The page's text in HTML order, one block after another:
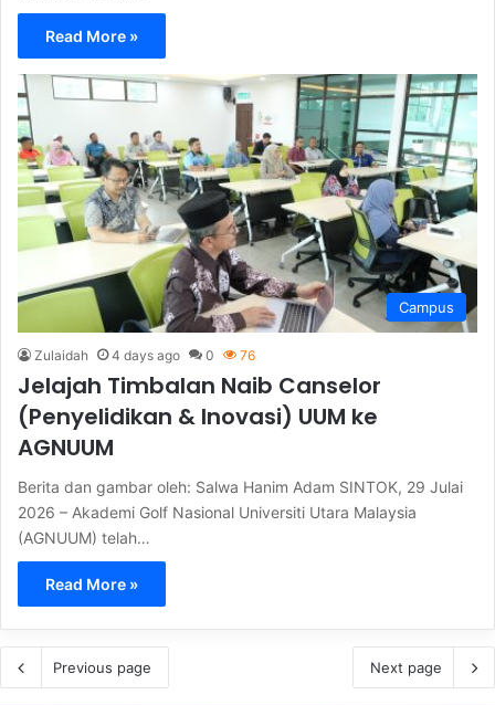
Read More »
Campus
Zulaidah 4 days ago 0 76
Jelajah Timbalan Naib Canselor
(Penyelidikan & Inovasi) UUM ke
AGNUUM
Berita dan gambar oleh: Salwa Hanim Adam SINTOK, 29 Julai
2026 – Akademi Golf Nasional Universiti Utara Malaysia
(AGNUUM) telah…
Read More »
Previous page Next page